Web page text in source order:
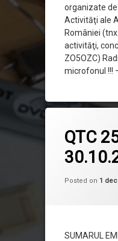
organizate
Activităţi ale
României
activităţi,
ZO5OZC)
microfonul !!!
QTC
Posted on 1
SUMARUL